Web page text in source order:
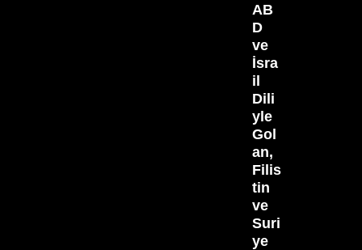
AB
D
ve
İsra
il
Dili
yle
Gol
an,
Filis
tin
ve
Suri
ye